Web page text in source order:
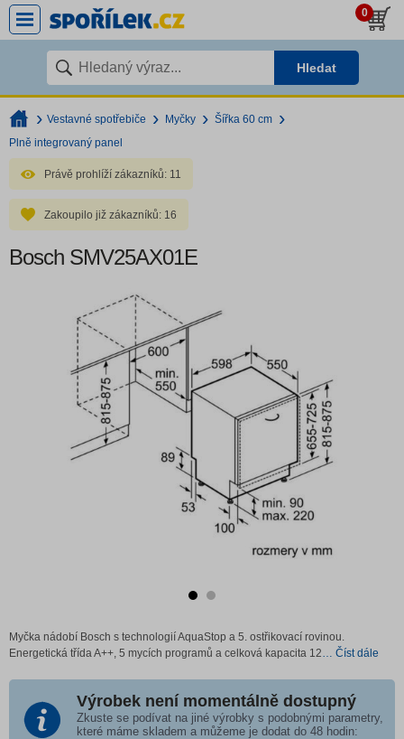
0
Hledat
Vestavné spotřebiče Myčky
Šířka 60 cm
Plně integrovaný panel
Právě prohlíží zákazníků: 11
Zakoupilo již zákazníků: 16
Bosch SMV25AX01E
Myčka nádobí Bosch s technologií AquaStop a 5. ostřikovací rovinou.
Energetická třída A++, 5 mycích programů a celková kapacita 12… Číst dále
Výrobek není momentálně dostupný
Zkuste se podívat na jiné výrobky s podobnými parametry,
které máme skladem a můžeme je dodat do 48 hodin: